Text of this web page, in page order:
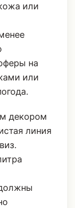
или
на
или
декором
линия